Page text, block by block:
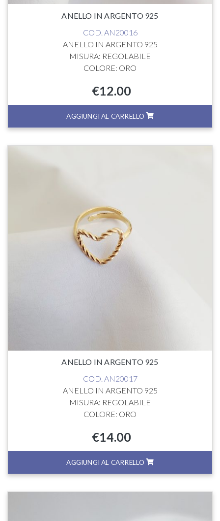
ANELLO IN ARGENTO 925
COD. AN20016
ANELLO IN ARGENTO 925
MISURA: REGOLABILE
COLORE: ORO
€12.00
AGGIUNGI AL CARRELLO
ANELLO IN ARGENTO 925
COD. AN20017
ANELLO IN ARGENTO 925
MISURA: REGOLABILE
COLORE: ORO
€14.00
AGGIUNGI AL CARRELLO